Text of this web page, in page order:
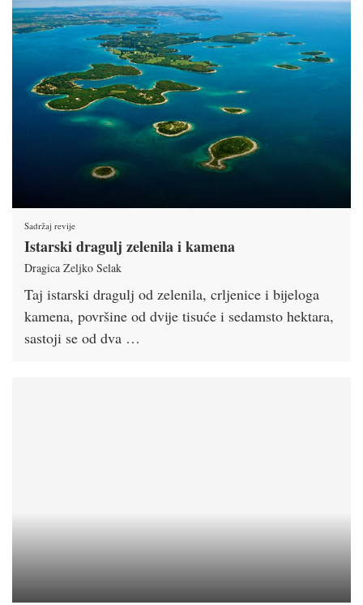
Sadržaj revije
Istarski dragulj zelenila i kamena
Dragica Zeljko Selak
Taj istarski dragulj od zelenila, crljenice i bijeloga
kamena, površine od dvije tisuće i sedamsto hektara,
sastoji se od dva …